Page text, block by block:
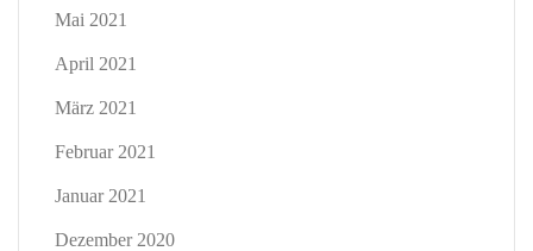
Mai 2021
April 2021
März 2021
Februar 2021
Januar 2021
Dezember 2020